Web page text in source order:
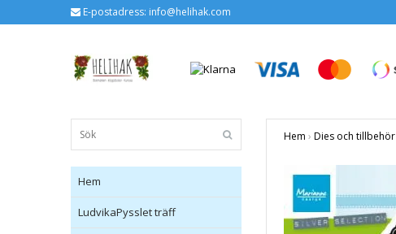
E-postadress: info@helihak.com
Hem
LudvikaPysslet träff
Hem › Dies och tillbehör